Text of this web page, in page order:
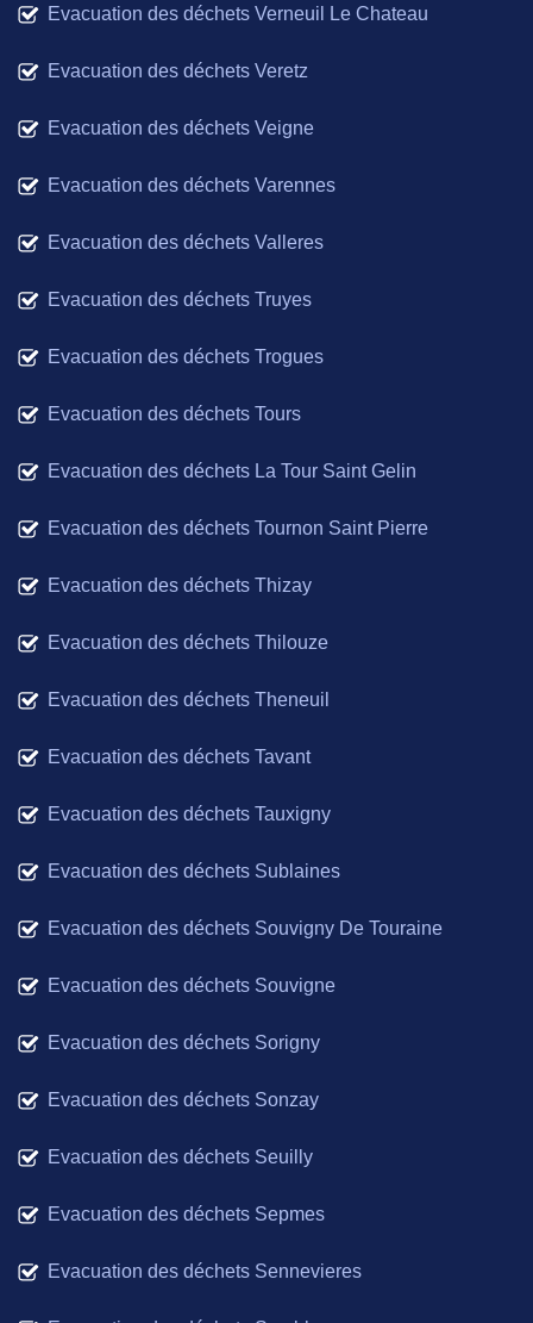
Evacuation des déchets Verneuil Le Chateau
Evacuation des déchets Veretz
Evacuation des déchets Veigne
Evacuation des déchets Varennes
Evacuation des déchets Valleres
Evacuation des déchets Truyes
Evacuation des déchets Trogues
Evacuation des déchets Tours
Evacuation des déchets La Tour Saint Gelin
Evacuation des déchets Tournon Saint Pierre
Evacuation des déchets Thizay
Evacuation des déchets Thilouze
Evacuation des déchets Theneuil
Evacuation des déchets Tavant
Evacuation des déchets Tauxigny
Evacuation des déchets Sublaines
Evacuation des déchets Souvigny De Touraine
Evacuation des déchets Souvigne
Evacuation des déchets Sorigny
Evacuation des déchets Sonzay
Evacuation des déchets Seuilly
Evacuation des déchets Sepmes
Evacuation des déchets Sennevieres